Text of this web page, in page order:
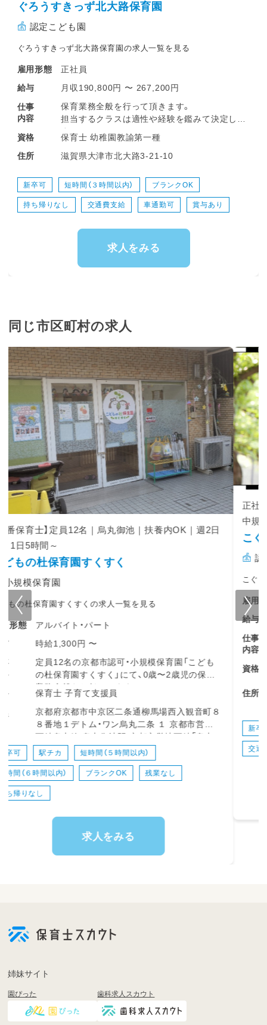
ぐろうすきっず北大路保育園
認定こども園
ぐろうすきっず北大路保育園の求人一覧を見る
雇用形態
正社員
給与
月収190,800円 〜 267,200円
仕事
内容
保育業務全般を行って頂きます。
担当するクラスは適性や経験を鑑みて決定しま
す。
職員間で協力できる体制が整っているので、
ブランクのある方や経験の浅い方も安心して
資格
保育士 幼稚園教諭第一種
住所
滋賀県大津市北大路3-21-10
新卒可 短時間（３時間以内） ブランクOK
持ち帰りなし 交通費支給 車通勤可 賞与あり
求人をみる
同じ市区町村の求人
正社員/賞与4.5か月分/未経験・ブランクOK/定員90名の
こぐま白雲北保育園
認証・認定保育園
こぐま白雲北保育園の求人一覧を見る
雇用形態
正社員
給与
・各行事計画、運営
・事務作業（連絡ノート、日誌など）
・保護者対応
・遊び（工作、散歩、お絵かき、音楽など）
・雑務（清掃など）
新人の先生には、サポートする先生がつくよう
制度を設けているので安心してお仕事を覚えら
れます！
「先生が楽しいから子どもも楽しい」という考
保育士
京都府京都市上京区新町通今出川上る 元新在
家町163－1
新卒可 駅チカ 未経験OK ブランクOK
交通費支給 賞与あり 昇給あり
姉妹サイト
園ぴった 歯科求人スカウト